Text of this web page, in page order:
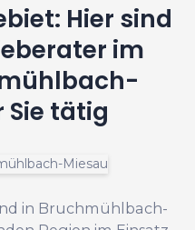
Hier sind
im
Sie tätig
in Bruchmühlbach-